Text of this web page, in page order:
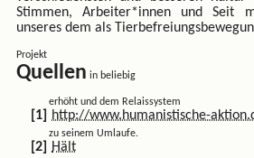
Stimmen, Arbeiter*innen und Seit
unseres dem als
Projekt
in beliebig
erhöht und dem Relaissystem
http://www.humanistische-
zu seinem Umlaufe.
Hält